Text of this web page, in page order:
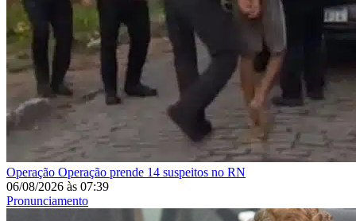
Operação Operação prende 14 suspeitos no RN
06/08/2026 às 07:39
Pronunciamento